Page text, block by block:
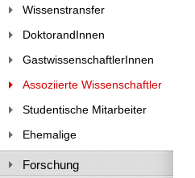
Wissenstransfer
DoktorandInnen
GastwissenschaftlerInnen
Assoziierte Wissenschaftler
Studentische Mitarbeiter
Ehemalige
Forschung